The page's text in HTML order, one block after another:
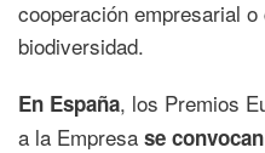
cooperación empresarial
biodiversidad.
En España, los Premios
a la Empresa se